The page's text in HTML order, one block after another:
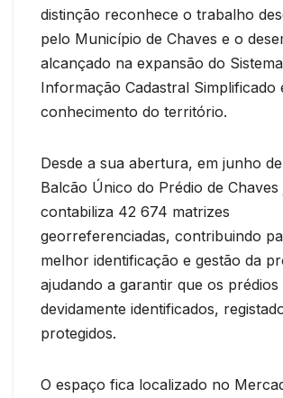
distinção reconhece o trabalho
pelo Município de Chaves e o
alcançado na expansão do
Informação Cadastral Simplificado
conhecimento do território.
Desde a sua abertura, em junho
Balcão Único do Prédio de Chaves
contabiliza 42 674 matrizes
georreferenciadas, contribuindo
melhor identificação e gestão da
ajudando a garantir que os prédios
devidamente identificados,
protegidos.
O espaço fica localizado no